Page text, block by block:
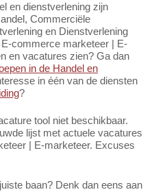
en dienstverlening zijn
Commerciële
en Dienstverlening
commerce marketeer | E-
en vacatures zien? Ga dan
in de Handel en
in één van de diensten
?
tool niet beschikbaar.
lijst met actuele vacatures
| E-marketeer. Excuses
baan? Denk dan eens aan